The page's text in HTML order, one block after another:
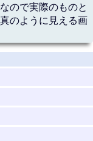
ので実際のものと
のように見える画